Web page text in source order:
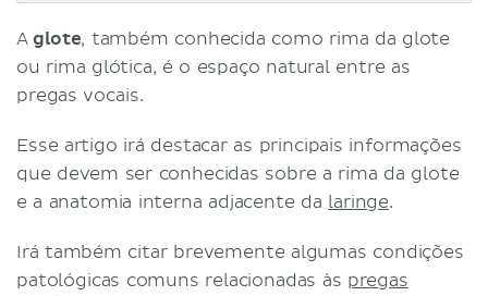
Aglote, também conhecida como rima da glote
ou rima glótica, é o espaço natural entre as
pregas vocais.
Esse artigo irá destacar as principais informações
que devem ser conhecidas sobre a rima da glote
e a anatomia interna adjacente da laringe.
Irá também citar brevemente algumas condições
patológicas comuns relacionadas às pregas